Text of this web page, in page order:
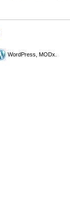
WordPress, MODx.